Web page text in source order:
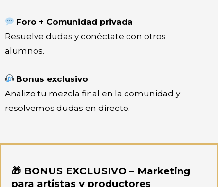
Foro + Comunidad privada
Resuelve dudas y conéctate con otros
alumnos.
Bonus exclusivo
Analizo tu mezcla final en la comunidad y
resolvemos dudas en directo.
🎁 BONUS EXCLUSIVO – Marketing
para artistas y productores